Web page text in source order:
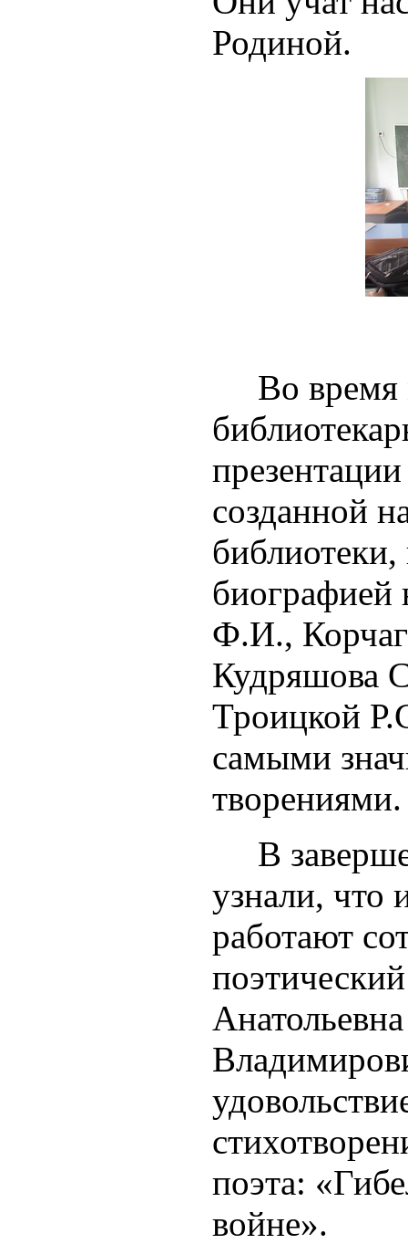
Родиной.
Во время
созданной
биографией
Ф.И.,
Кудряшова
Троицкой
самыми
творениями.
В
узнали, что
работают
поэта:
войне».